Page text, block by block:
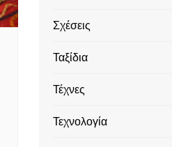
Σχέσεις
Ταξίδια
Τέχνες
Τεχνολογία